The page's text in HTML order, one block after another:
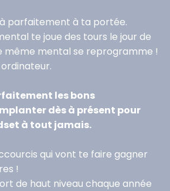
parfaitement à ta portée.
te joue des tours le jour de
même mental se reprogramme !
ordinateur.
les bons
dès à présent pour
à tout jamais.
qui vont te faire gagner
!
de haut niveau chaque année